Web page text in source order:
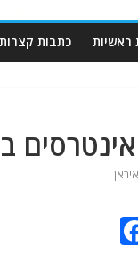
ראשיות כתבות קצרות
איראן